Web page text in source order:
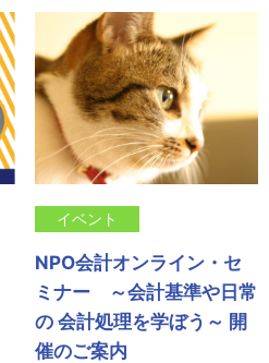
イベント
NPO会計オンライン・セ
ミナー ～会計基準や日常
の 会計処理を学ぼう～ 開
催のご案内